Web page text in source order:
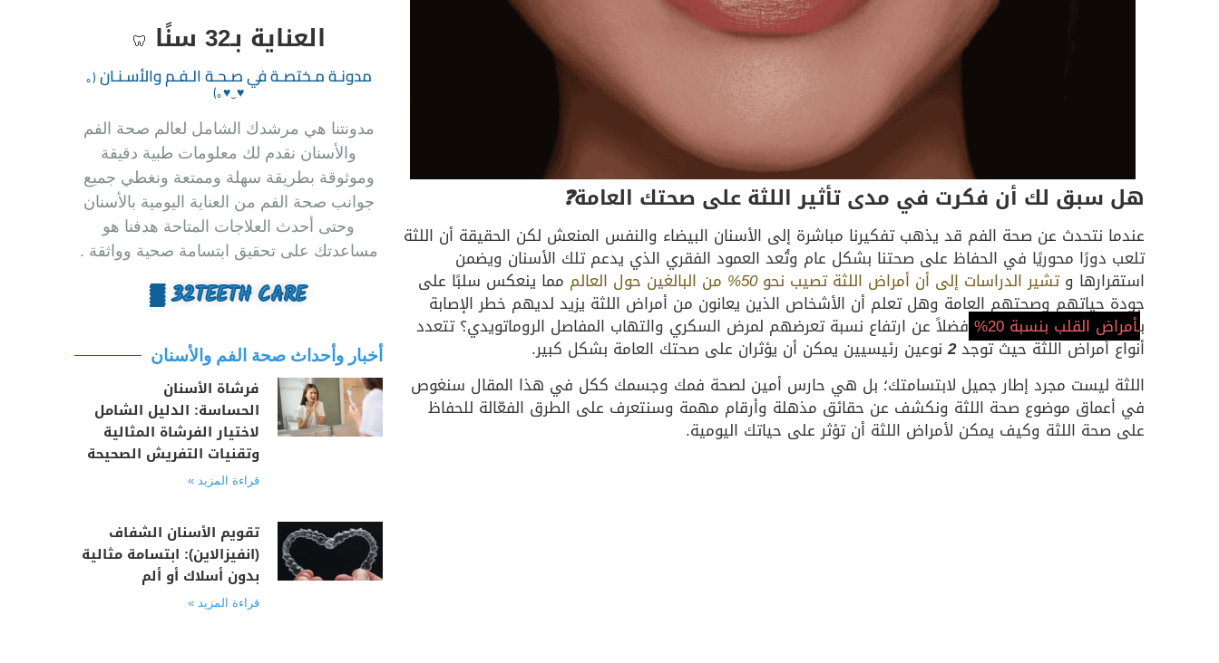
هل سبق لك أن فكرت في مدى تأثير اللثة على صحتك العامة❓
عندما نتحدث عن صحة الفم قد يذهب تفكيرنا مباشرة إلى الأسنان البيضاء والنفس المنعش لكن الحقيقة أن اللثة
تلعب دورًا محوريًا في الحفاظ على صحتنا بشكل عام وتُعد العمود الفقري الذي يدعم تلك الأسنان ويضمن
استقرارها وتشير الدراسات إلى أن أمراض اللثة تصيب نحو50% من البالغين حول العالم مما ينعكس سلبًا على
جودة حياتهم وصحتهم العامة وهل تعلم أن الأشخاص الذين يعانون من أمراض اللثة يزيد لديهم خطر الإصابة
بـأمراض القلب بنسبة 20% فضلاً عن ارتفاع نسبة تعرضهم لمرض السكري والتهاب المفاصل الروماتويدي؟ تتعدد
أنواع أمراض اللثة حيث توجد2 نوعين رئيسيين يمكن أن يؤثران على صحتك العامة بشكل كبير.
اللثة ليست مجرد إطار جميل لابتسامتك؛ بل هي حارس أمين لصحة فمك وجسمك ككل في هذا المقال سنغوص
في أعماق موضوع صحة اللثة ونكشف عن حقائق مذهلة وأرقام مهمة وسنتعرف على الطرق الفعّالة للحفاظ
على صحة اللثة وكيف يمكن لأمراض اللثة أن تؤثر على حياتك اليومية.
العناية بـ32 سنًا 🦷
مدونـة مـختصـة في صـحـة الـفـم والأسـنـان‏(｡
♥‿♥｡)
مدونتنا هي مرشدك الشامل لعالم صحة الفم
والأسنان نقدم لك معلومات طبية دقيقة
وموثوقة بطريقة سهلة وممتعة ونغطي جميع
جوانب صحة الفم من العناية اليومية بالأسنان
وحتى أحدث العلاجات المتاحة هدفنا هو
مساعدتك على تحقيق ابتسامة صحية وواثقة .
32TEETH CARE ▒
أخبار وأحداث صحة الفم والأسنان
فرشاة الأسنان
الحساسة: الدليل الشامل
لاختيار الفرشاة المثالية
وتقنيات التفريش الصحيحة
قراءة المزيد »
تقويم الأسنان الشفاف
(انفيزالاين): ابتسامة مثالية
بدون أسلاك أو ألم
قراءة المزيد »